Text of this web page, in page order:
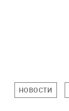
НОВОСТИ